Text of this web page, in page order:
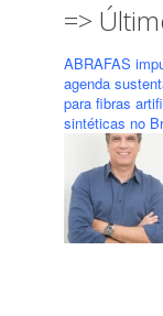
Carregar mais...
=>
ABRAFAS
agenda
para fibras
sintéticas no